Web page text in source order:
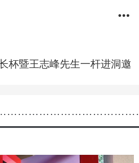
杯暨王志峰先生一杆进洞邀